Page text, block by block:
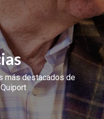
más destacados de